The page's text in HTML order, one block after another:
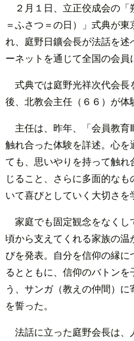
２月１日、立正佼成会の
＝ふさつ＝の日）」式典が
れ、庭野日鑛会長が法話を
ーネットを通じて全国の会員
式典では庭野光祥次代会
後、北教会主任（６６）が体
主任は、昨年、「会員教
触れ合った体験を詳述。心
ても、思いやりを持って触
じること、さらに多面的な
いて喜びとしていく大切さを
家庭でも固定観念をなく
頃から支えてくれる家族の
びを発表。自分を信仰の縁
るとともに、信仰のバトン
う、サンガ（教えの仲間）
を誓った。
法話に立った庭野会長は